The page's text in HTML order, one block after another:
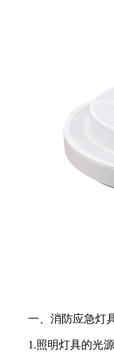
一、消防应急灯具
1.照明灯具的光源